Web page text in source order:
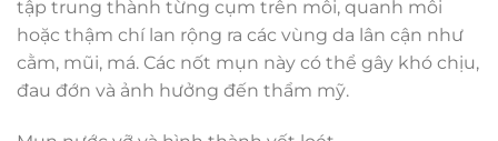
tập trung thành từng cụm trên môi, quanh môi
hoặc thậm chí lan rộng ra các vùng da lân cận như
cằm, mũi, má. Các nốt mụn này có thể gây khó chịu,
đau đớn và ảnh hưởng đến thẩm mỹ.